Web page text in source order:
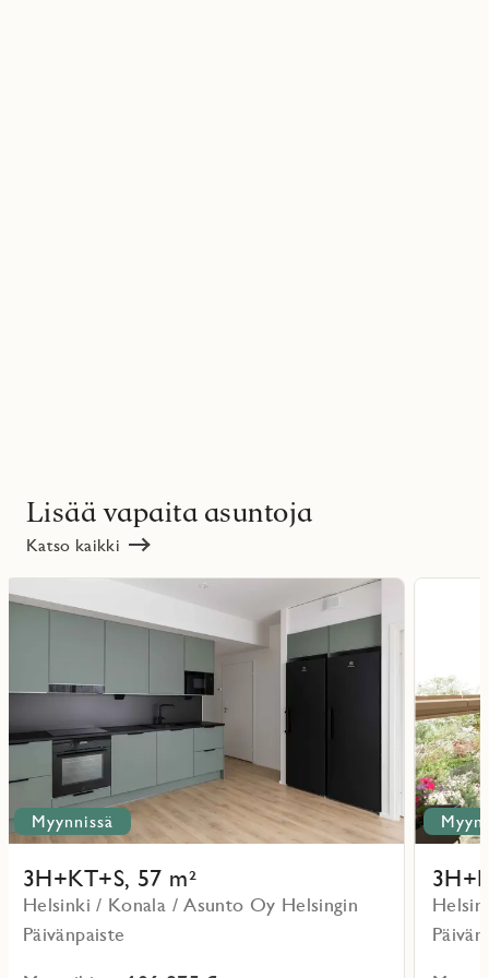
Lisää vapaita asuntoja
Katso kaikki
Myynnissä
3H+KT+S, 57 m²
Helsinki / Konala / Asunto Oy Helsingin
Päivänpaiste
lisää
Lue